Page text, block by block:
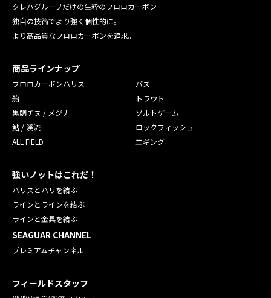
クレハグループだけの生粋のフロロカーボン
独自の技術でより強く個性的に。
より高品質なフロロカーボンを追求。
商品ラインナップ
フロロカーボンハリス
船
黒鯛チヌ / メジナ
鮎 / 渓流
ALL FIELD
バス
トラウト
ソルトゲーム
ロックフィッシュ
エギング
強いノットはこれだ！
ハリスとハリを結ぶ
ラインとラインを結ぶ
ラインと金具を結ぶ
SEAGUAR CHANNEL
プレミアムチャンネル
フィールドスタッフ